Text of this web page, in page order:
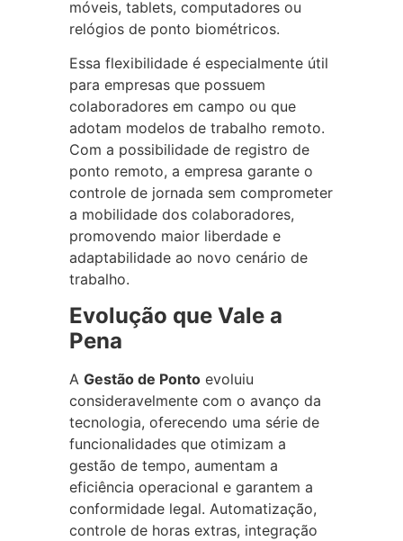
móveis, tablets, computadores ou
relógios de ponto biométricos.
Essa flexibilidade é especialmente útil
para empresas que possuem
colaboradores em campo ou que
adotam modelos de trabalho remoto.
Com a possibilidade de registro de
ponto remoto, a empresa garante o
controle de jornada sem comprometer
a mobilidade dos colaboradores,
promovendo maior liberdade e
adaptabilidade ao novo cenário de
trabalho.
Evolução que Vale a
Pena
A Gestão de Pontoevoluiu
consideravelmente com o avanço da
tecnologia, oferecendo uma série de
funcionalidades que otimizam a
gestão de tempo, aumentam a
eficiência operacional e garantem a
conformidade legal. Automatização,
controle de horas extras, integração